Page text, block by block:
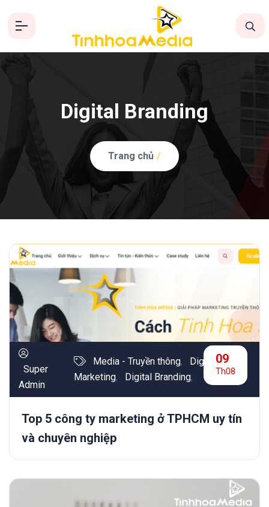
Digital Branding
Trang chủ /
Super
Admin
Media - Truyền thông,
Digital
Marketing, Digital Branding,
09
Th08
Top 5 công ty marketing ở TPHCM uy tín
và chuyên nghiệp